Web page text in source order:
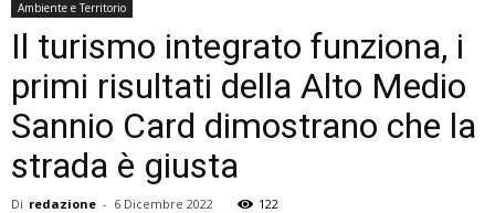
Ambiente e Territorio
Il turismo integrato funziona, i
primi risultati della Alto Medio
Sannio Card dimostrano che la
strada è giusta
Di redazione - 6 Dicembre 2022 122